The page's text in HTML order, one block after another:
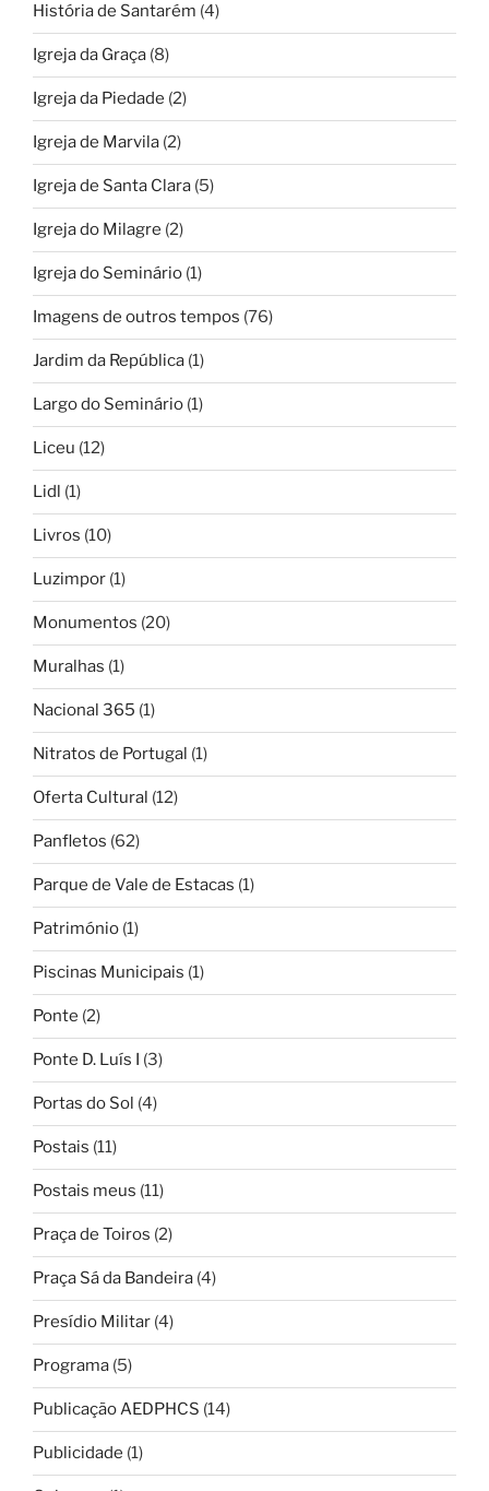
História de Santarém (4)
Igreja da Graça (8)
Igreja da Piedade (2)
Igreja de Marvila (2)
Igreja de Santa Clara (5)
Igreja do Milagre (2)
Igreja do Seminário (1)
Imagens de outros tempos (76)
Jardim da República (1)
Largo do Seminário (1)
Liceu (12)
Lidl (1)
Livros (10)
Luzimpor (1)
Monumentos (20)
Muralhas (1)
Nacional 365 (1)
Nitratos de Portugal (1)
Oferta Cultural (12)
Panfletos (62)
Parque de Vale de Estacas (1)
Património (1)
Piscinas Municipais (1)
Ponte (2)
Ponte D. Luís I (3)
Portas do Sol (4)
Postais (11)
Postais meus (11)
Praça de Toiros (2)
Praça Sá da Bandeira (4)
Presídio Militar (4)
Programa (5)
Publicação AEDPHCS (14)
Publicidade (1)